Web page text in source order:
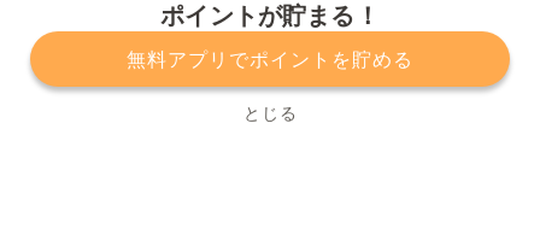
ポイントが貯まる！
無料アプリでポイントを貯める
とじる
プライバシーポリシー 利用規約
運営会社
サービスに関してのお問い合わせ